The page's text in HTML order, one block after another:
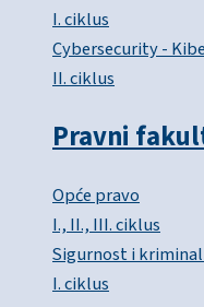
I. ciklus
Cybersecurity -
II. ciklus
Pravni
Opće pravo
I., II., III. ciklus
Sigurnost i
I. ciklus